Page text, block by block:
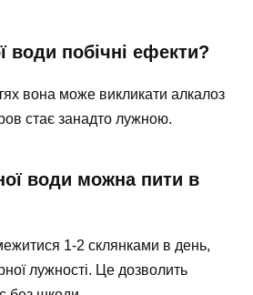
води побічні ефекти?
вона може викликати алкалоз
стає занадто лужною.
води можна пити в
1-2 склянками в день,
лужності. Це дозволить